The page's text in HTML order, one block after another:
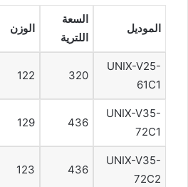
الموديل
السعة
اللترية
الوزن
UNIX-V25-
61C1
320
122
UNIX-V35-
72C1
436
129
UNIX-V35-
72C2
436
123